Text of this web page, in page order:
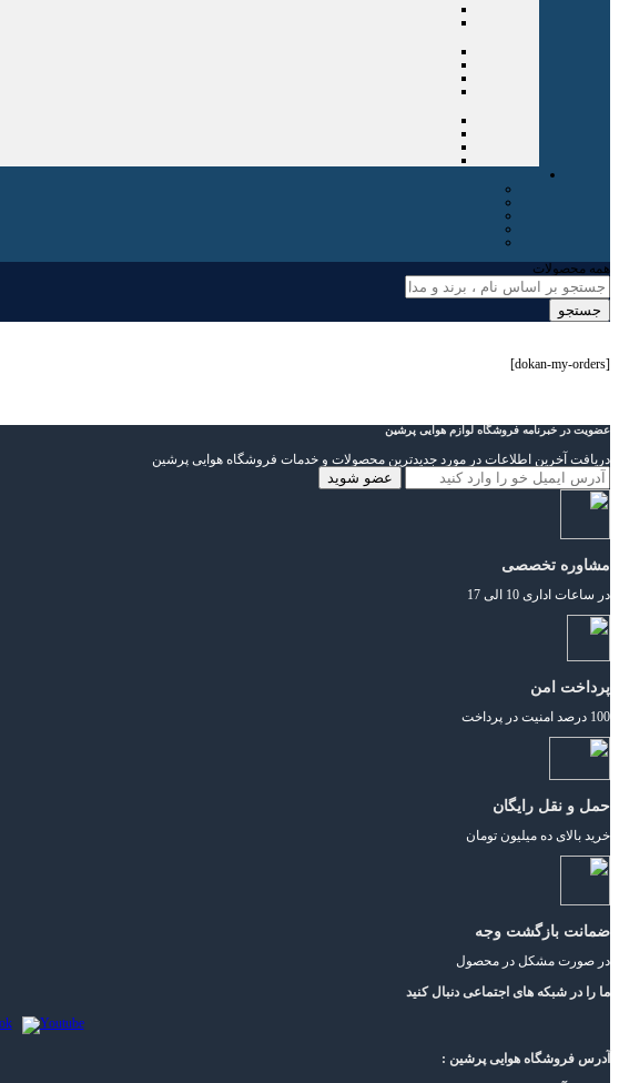
همه محصولات
جستجو
[dokan-my-orders]
عضویت در خبرنامه فروشگاه لوازم هوایی پرشین
دریافت آخرین اطلاعات در مورد جدیدترین محصولات و خدمات فروشگاه هوایی پرشین
مشاوره تخصصی
در ساعات اداری 10 الی 17
پرداخت امن
100 درصد امنیت در پرداخت
حمل و نقل رایگان
خرید بالای ده میلیون تومان
ضمانت بازگشت وجه
در صورت مشکل در محصول
ما را در شبکه های اجتماعی دنبال کنید
آدرس فروشگاه هوایی پرشین :